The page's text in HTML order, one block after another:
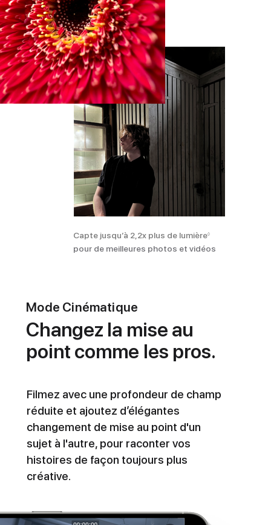
Capte jusqu’à 2,2x plus de lumière◊
pour de meilleures photos et vidéos
Mode Cinématique
Changez la mise au
point comme les pros.
Filmez avec une profondeur de champ
réduite et ajoutez d’élégantes
changement de mise au point d'un
sujet à l'autre, pour raconter vos
histoires de façon toujours plus
créative.